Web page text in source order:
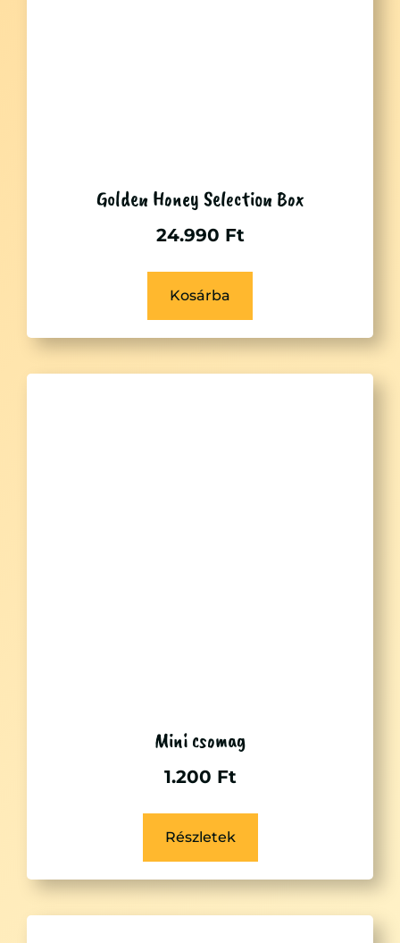
Golden Honey Selection Box
24.990 Ft
Kosárba
Mini csomag
1.200 Ft
Részletek